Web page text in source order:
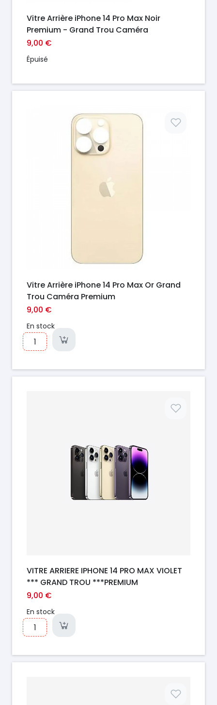
Vitre Arrière iPhone 14 Pro Max Noir
Premium - Grand Trou Caméra
9,00 €
Épuisé
Vitre Arrière iPhone 14 Pro Max Or Grand
Trou Caméra Premium
9,00 €
En stock
VITRE ARRIERE IPHONE 14 PRO MAX VIOLET
*** GRAND TROU ***PREMIUM
9,00 €
En stock